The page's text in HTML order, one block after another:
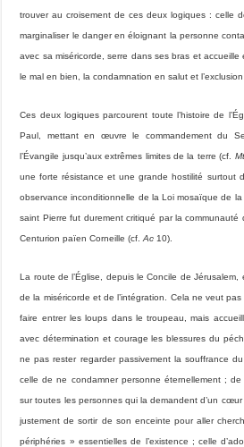
trouver au croisement de ces deux logiques : celle
marginaliser le danger en éloignant la personne
avec sa miséricorde, serre dans ses bras et
le mal en bien, la condamnation en salut et
Ces deux logiques parcourent toute l’histoire de
Paul, mettant en œuvre le commandement du
l’Évangile jusqu’aux extrêmes limites de la terre (cf. Mt
une forte résistance et une grande hostilité surtout
observance inconditionnelle de la Loi mosaïque de
saint Pierre fut durement critiqué par la
Centurion païen Corneille (cf.Ac 10).
La route de l’Église, depuis le Concile de
de la miséricorde et de l’intégration. Cela ne veut
faire entrer les loups dans le troupeau, mais
avec détermination et courage les blessures du
ne pas rester regarder passivement la souffrance
celle de ne condamner personne éternellement ;
sur toutes les personnes qui la demandent d’un cœur
justement de sortir de son enceinte pour aller
périphéries » essentielles de l’existence ; celle